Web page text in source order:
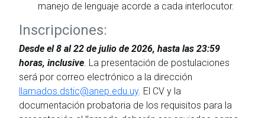
manejo de lenguaje acorde a cada interlocutor.
Inscripciones:
Desde el 8 al 22 de julio de 2026, hasta las 23:59
horas, inclusive. La presentación de postulaciones
será por correo electrónico a la dirección
llamados.dstic@anep.edu.uy. El CV y la
documentación probatoria de los requisitos para la